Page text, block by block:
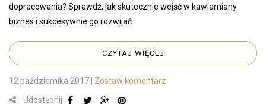
dopracowania? Sprawdź, jak skutecznie wejść w kawiarniany
biznes i sukcesywnie go rozwijać.
CZYTAJ WIĘCEJ
12 października 2017
Zostaw komentarz
Udostępnij